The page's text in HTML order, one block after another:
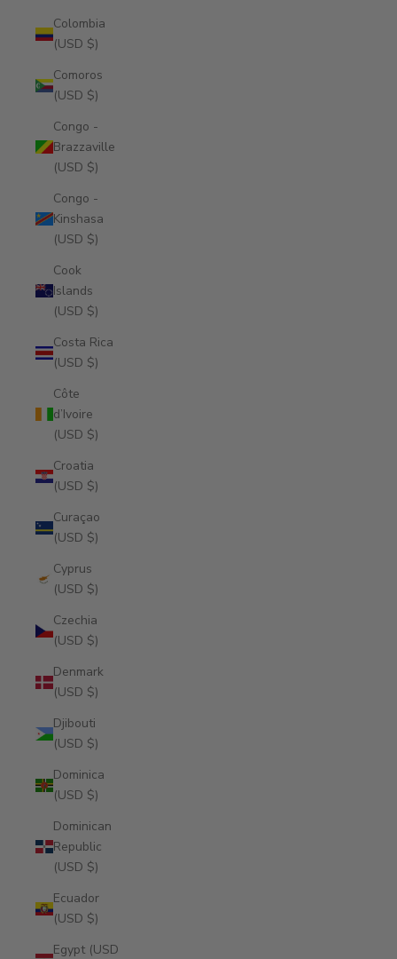
Colombia
(USD $)
Comoros
(USD $)
Congo -
Brazzaville
(USD $)
Congo -
Kinshasa
(USD $)
Cook
Islands
(USD $)
Costa Rica
(USD $)
Côte
d’Ivoire
(USD $)
Croatia
(USD $)
Curaçao
(USD $)
Cyprus
(USD $)
Czechia
(USD $)
Denmark
(USD $)
Djibouti
(USD $)
Dominica
(USD $)
Dominican
Republic
(USD $)
Ecuador
(USD $)
Egypt (USD